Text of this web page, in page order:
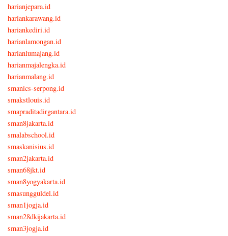
harianjepara.id
hariankarawang.id
hariankediri.id
harianlamongan.id
harianlumajang.id
harianmajalengka.id
harianmalang.id
smanics-serpong.id
smakstlouis.id
smapraditadirgantara.id
sman8jakarta.id
smalabschool.id
smaskanisius.id
sman2jakarta.id
sman68jkt.id
sman8yogyakarta.id
smasungguldel.id
sman1jogja.id
sman28dkijakarta.id
sman3jogja.id